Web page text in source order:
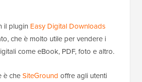
il plugin Easy Digital Downloads
che è molto utile per vendere i
come eBook, PDF, foto e altro.
è cheSiteGround offre agli utenti